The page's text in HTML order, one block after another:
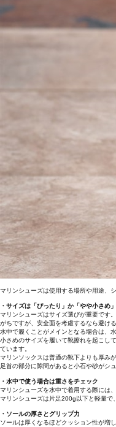
マリンシューズは使用する場所や用途、
・サイズは「ぴったり」か「やや小さめ
マリンシューズはサイズ選びが重要です
がちですが、安全面を考慮するなら避ける
水中で履くことがメインとなる場合は、
小さめのサイズを履いて靴擦れを起こし
ています。
マリンソックスは普通の靴下よりも厚み
足首の部分に隙間があると小石や砂がシ
・水中で使う場合は重さをチェック
マリンシューズを水中で着用する際には
マリンシューズは片足200g以下と軽量で
・ソールの厚さとグリップ力
ソールは厚くなるほどクッション性が増